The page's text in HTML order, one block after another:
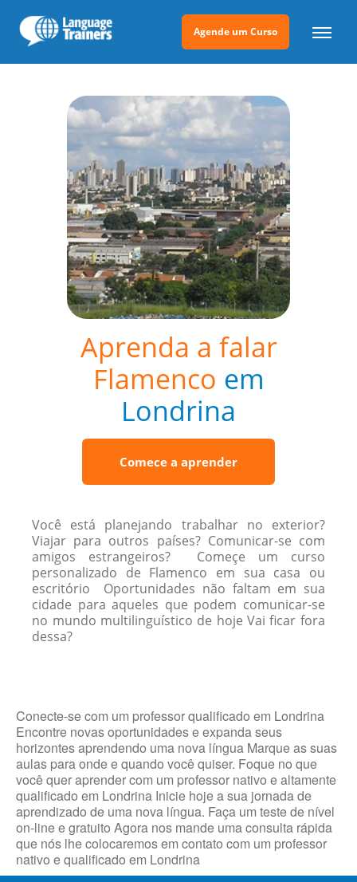
Agende um Curso
Aprenda a falar
Flamenco em
Londrina
Comece a aprender
Você está planejando trabalhar no exterior?
Viajar para outros países? Comunicar-se com
amigos estrangeiros? Começe um curso
personalizado de Flamenco em sua casa ou
escritório Oportunidades não faltam em sua
cidade para aqueles que podem comunicar-se
no mundo multilinguístico de hoje Vai ficar fora
dessa?
Conecte-se com um professor qualificado em Londrina
Encontre novas oportunidades e expanda seus
horizontes aprendendo uma nova língua Marque as suas
aulas para onde e quando você quiser. Foque no que
você quer aprender com um professor nativo e altamente
qualificado em Londrina Inicie hoje a sua jornada de
aprendizado de uma nova língua. Faça um teste de nível
on-line e gratuito Agora nos mande uma consulta rápida
que nós lhe colocaremos em contato com um professor
nativo e qualificado em Londrina